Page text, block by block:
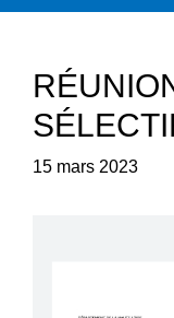
15 mars 2023